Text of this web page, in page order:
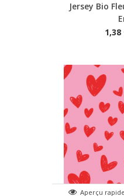
Jersey Bio
1,38
Aperçu rapide